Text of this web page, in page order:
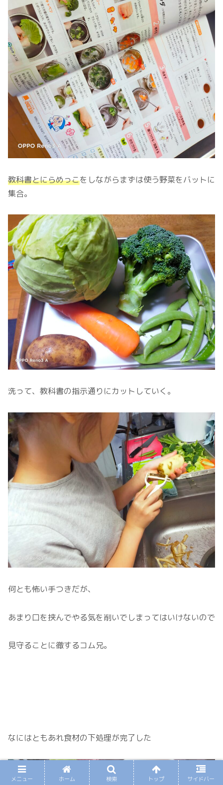
教科書とにらめっこをしながらまずは使う野菜をバットに
集合。
洗って、教科書の指示通りにカットしていく。
何とも怖い手つきだが、
あまり口を挟んでやる気を削いでしまってはいけないので
見守ることに徹するコム兄。
なにはともあれ食材の下処理が完了した
メニュー ホーム 検索 トップ サイドバー